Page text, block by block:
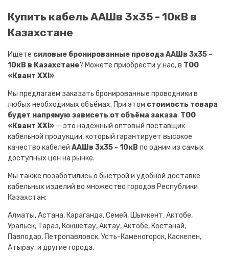
Купить кабель ААШв 3х35 - 10кВ в
Казахстане
Ищете силовые бронированные провода ААШв 3х35 -
10кВ в Казахстане? Можете приобрести у нас, в ТОО
«Квант XXI».
Мы предлагаем заказать бронированные проводники в
любых необходимых объёмах. При этом стоимость товара
будет напрямую зависеть от объёма заказа. ТОО
«Квант XXI» — это надёжный оптовый поставщик
кабельной продукции, который гарантирует высокое
качество кабелей ААШв 3х35 - 10кВ по одним из самых
доступных цен на рынке.
Мы также позаботились о быстрой и удобной доставке
кабельных изделий во множество городов Республики
Казахстан:
Алматы, Астана, Караганда, Семей, Шымкент, Актобе,
Уральск, Тараз, Кокшетау, Актау, Актобе, Костанай,
Павлодар, Петропавловск, Усть-Каменогорск, Каскелен,
Атырау, и другие города.